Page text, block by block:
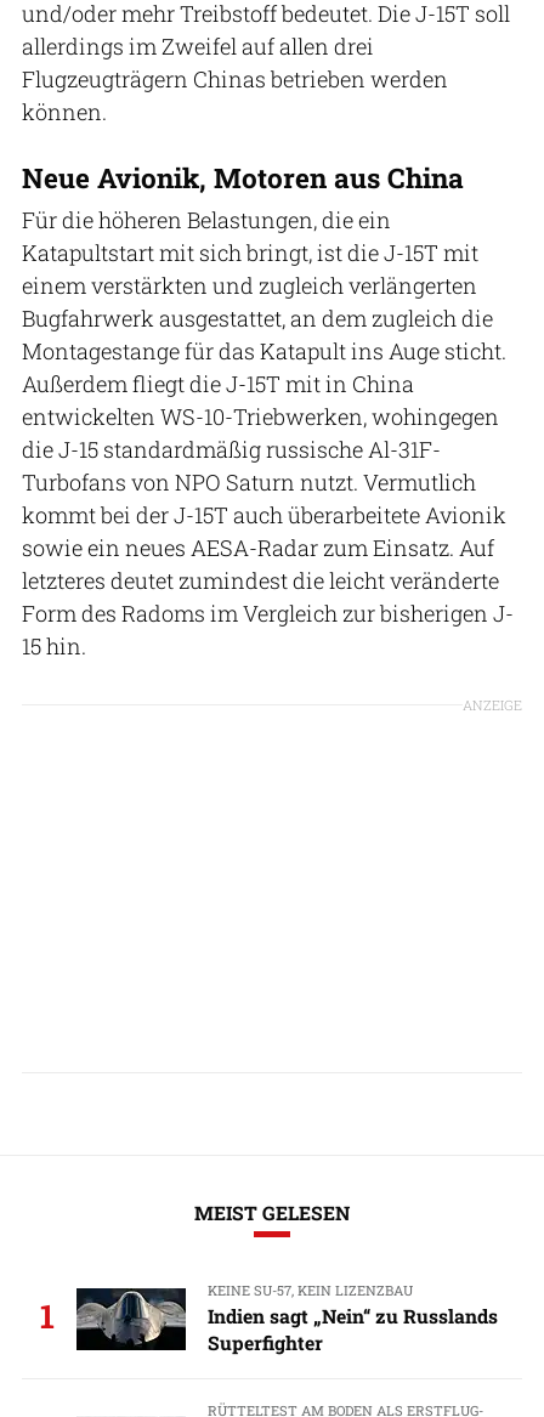
und/oder mehr Treibstoff bedeutet. Die J-15T soll
allerdings im Zweifel auf allen drei
Flugzeugträgern Chinas betrieben werden
können.
Neue Avionik, Motoren aus China
Für die höheren Belastungen, die ein
Katapultstart mit sich bringt, ist die J-15T mit
einem verstärkten und zugleich verlängerten
Bugfahrwerk ausgestattet, an dem zugleich die
Montagestange für das Katapult ins Auge sticht.
Außerdem fliegt die J-15T mit in China
entwickelten WS-10-Triebwerken, wohingegen
die J-15 standardmäßig russische Al-31F-
Turbofans von NPO Saturn nutzt. Vermutlich
kommt bei der J-15T auch überarbeitete Avionik
sowie ein neues AESA-Radar zum Einsatz. Auf
letzteres deutet zumindest die leicht veränderte
Form des Radoms im Vergleich zur bisherigen J-
15 hin.
ANZEIGE
MEIST GELESEN
1
KEINE SU-57, KEIN LIZENZBAU
Indien sagt „Nein“ zu Russlands
Superfighter
RÜTTELTEST AM BODEN ALS ERSTFLUG-